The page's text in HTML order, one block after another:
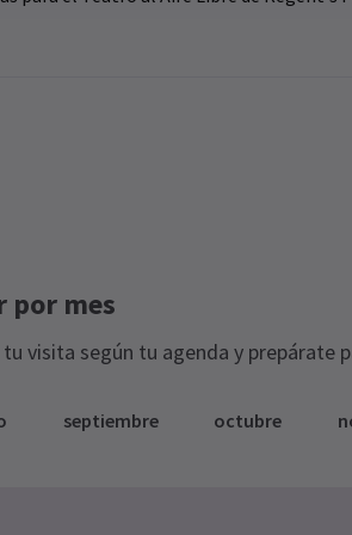
por mes
visita según tu agenda y prepárate
septiembre octubre